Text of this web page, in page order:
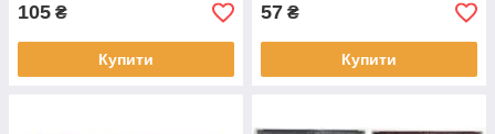
105 ₴
Купити
57 ₴
Купити